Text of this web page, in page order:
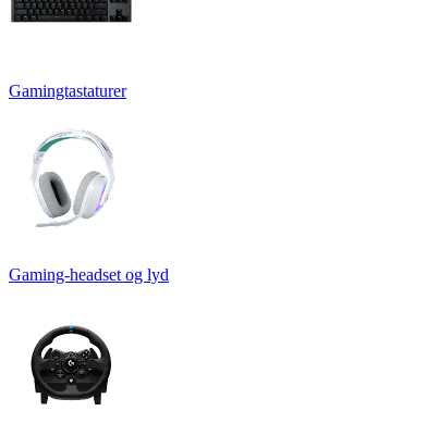
Gamingtastaturer
Gaming-headset og lyd